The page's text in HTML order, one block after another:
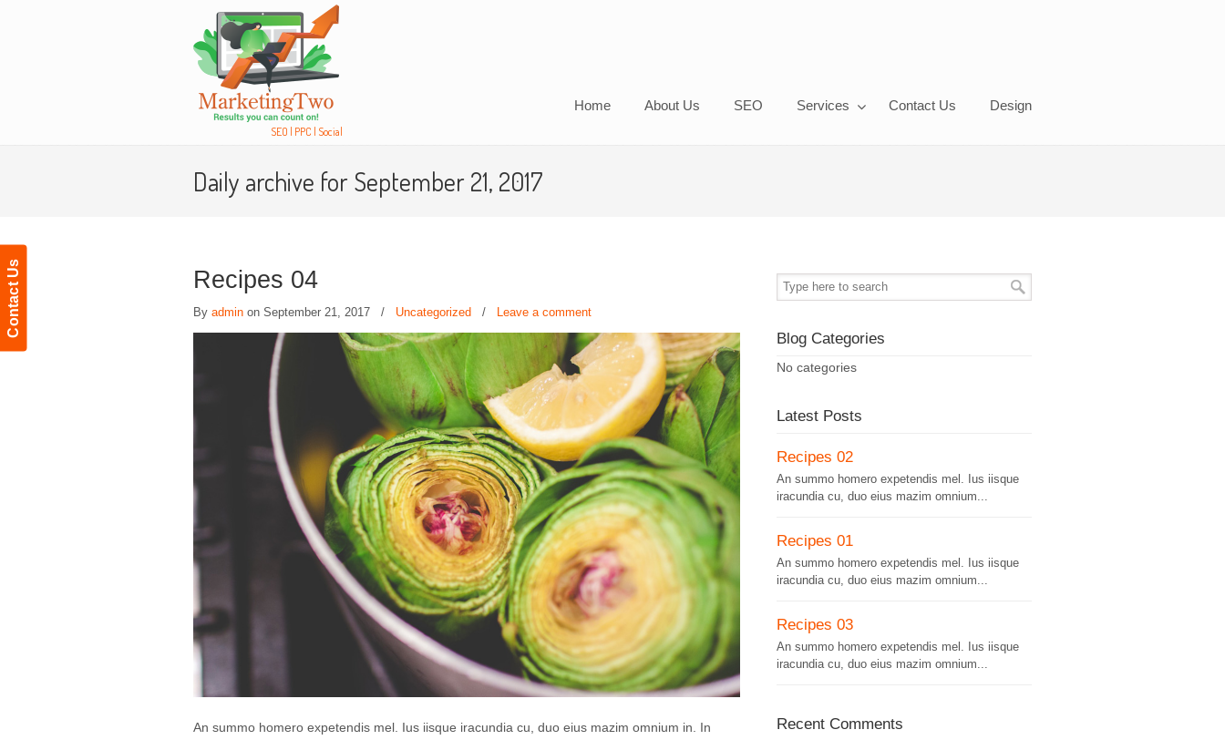
Contact Us
SEO | PPC | Social
Home About Us SEO Services Contact Us
Design
Navigation
Daily archive for September 21, 2017
Recipes 04
By admin on September 21, 2017 / Uncategorized / Leave a comment
An summo homero expetendis mel. Ius iisque iracundia cu, duo eius mazim omnium in. In
Blog Categories
No categories
Latest Posts
Recipes 02
An summo homero expetendis mel. Ius iisque
iracundia cu, duo eius mazim omnium...
Recipes 01
An summo homero expetendis mel. Ius iisque
iracundia cu, duo eius mazim omnium...
Recipes 03
An summo homero expetendis mel. Ius iisque
iracundia cu, duo eius mazim omnium...
Recent Comments